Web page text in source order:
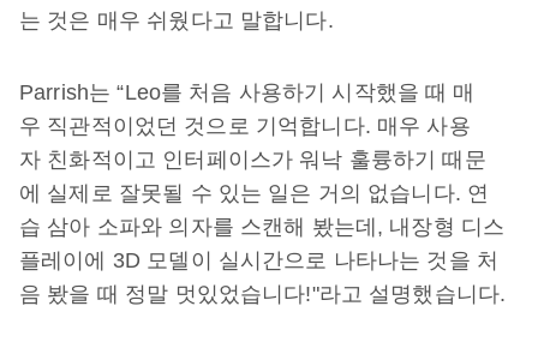
는 것은 매우 쉬웠다고 말합니다.
Parrish는 “Leo를 처음 사용하기 시작했을 때 매
우 직관적이었던 것으로 기억합니다. 매우 사용
자 친화적이고 인터페이스가 워낙 훌륭하기 때문
에 실제로 잘못될 수 있는 일은 거의 없습니다. 연
습 삼아 소파와 의자를 스캔해 봤는데, 내장형 디스
플레이에 3D 모델이 실시간으로 나타나는 것을 처
음 봤을 때 정말 멋있었습니다!"라고 설명했습니다.